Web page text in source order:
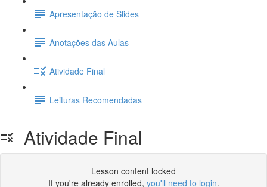
Apresentação de Slides
Anotações das Aulas
Atividade Final
Leituras Recomendadas
Atividade Final
Lesson content locked
If you're already enrolled, you'll need to login.